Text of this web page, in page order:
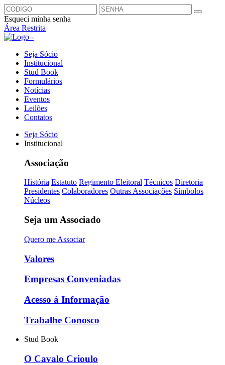
Esqueci minha senha
Área Restrita
Seja Sócio
Institucional
Stud Book
Formulários
Notícias
Eventos
Leilões
Contatos
Seja Sócio
Institucional
Associação
História Estatuto Regimento Eleitoral Técnicos Diretoria
Presidentes Colaboradores Outras Associações Símbolos
Núcleos
Seja um Associado
Quero me Associar
Valores
Empresas Conveniadas
Acesso à Informação
Trabalhe Conosco
Stud Book
O Cavalo Crioulo